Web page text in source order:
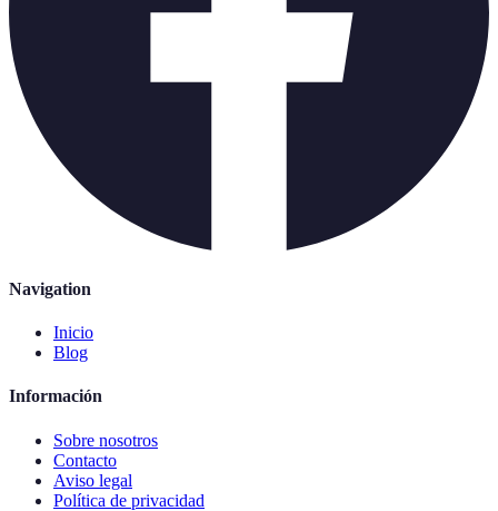
Navigation
Inicio
Blog
Información
Sobre nosotros
Contacto
Aviso legal
Política de privacidad